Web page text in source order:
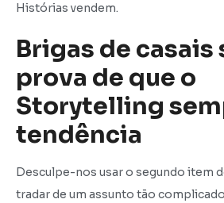
Histórias vendem.
Brigas de casais
prova de que o
Storytelling
tendência
Desculpe-nos usar o segundo item
tradar de um assunto tão